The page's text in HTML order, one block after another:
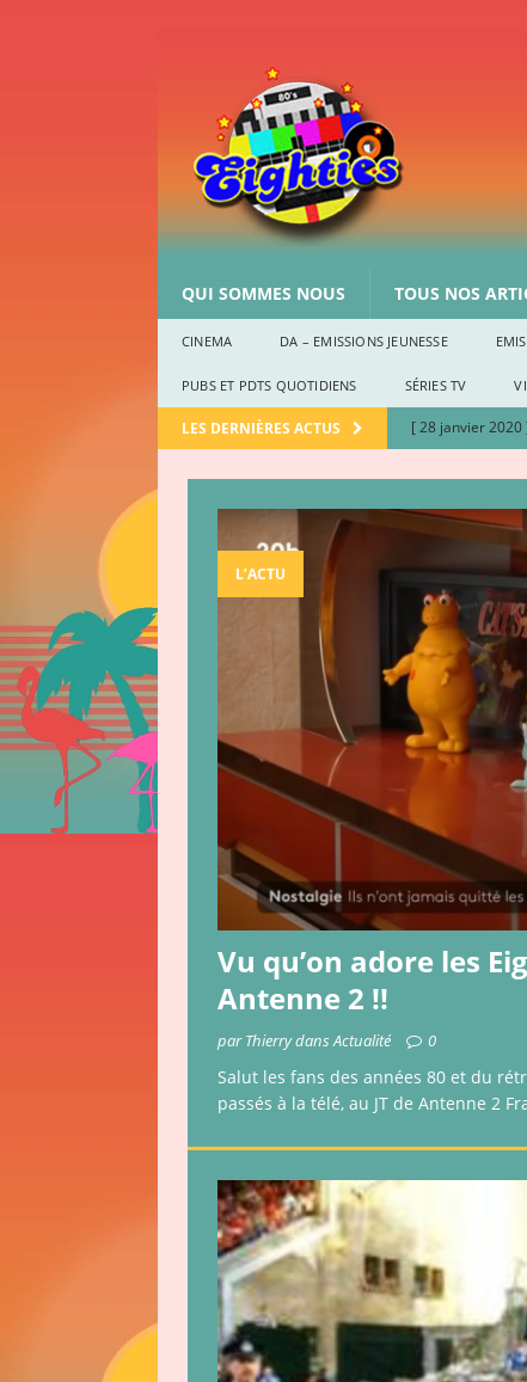
QUI SOMMES NOUS TOUS NOS
CINEMA DA – EMISSIONS JEUNESSE
PUBS ET PDTS QUOTIDIENS SÉRIES TV
LES DERNIÈRES ACTUS [ 28 janvier 2020
[ 2 janvier 2020 ]
[ 15 décembre
[ 23 avril 2019 ]
[ 31 juillet 2025 ]
ACTUALITÉ
L’ACTU
Vu qu’on adore les
Antenne 2 !!
par Thierry dans Actualité 0
Salut les fans des années 80 et du
passés à la télé, au JT de Antenne 2